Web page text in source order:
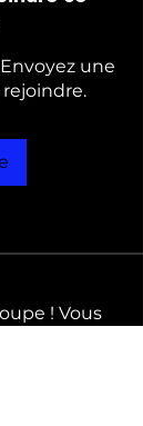
une
! Vous